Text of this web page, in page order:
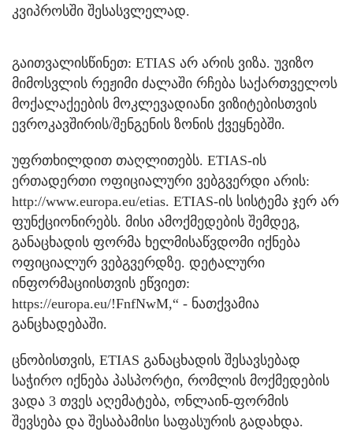
კვიპროსში შესასვლელად.
გაითვალისწინეთ: ETIAS არ არის ვიზა. უვიზო
მიმოსვლის რეჟიმი ძალაში რჩება საქართველოს
მოქალაქეების მოკლევადიანი ვიზიტებისთვის
ევროკავშირის/შენგენის ზონის ქვეყნებში.
უფრთხილდით თაღლითებს. ETIAS-ის
ერთადერთი ოფიციალური ვებგვერდი არის:
http://www.europa.eu/etias. ETIAS-ის სისტემა ჯერ არ
ფუნქციონირებს. მისი ამოქმედების შემდეგ,
განაცხადის ფორმა ხელმისაწვდომი იქნება
ოფიციალურ ვებგვერდზე. დეტალური
ინფორმაციისთვის ეწვიეთ:
https://europa.eu/!FnfNwM,“ - ნათქვამია
განცხადებაში.
ცნობისთვის, ETIAS განაცხადის შესავსებად
საჭირო იქნება პასპორტი, რომლის მოქმედების
ვადა 3 თვეს აღემატება, ონლაინ-ფორმის
შევსება და შესაბამისი საფასურის გადახდა.